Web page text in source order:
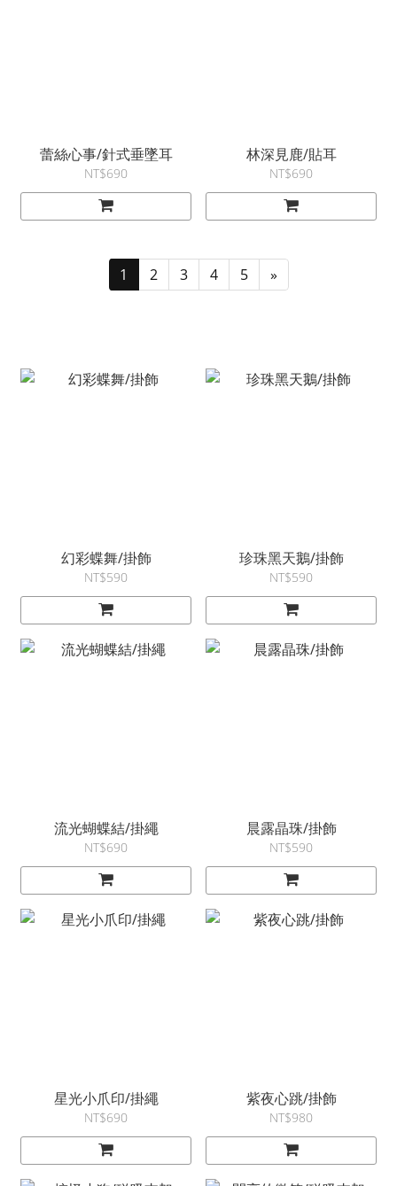
蕾絲心事/針式垂墜耳
NT$690
林深見鹿/貼耳
NT$690
1 2 3 4 5 »
幻彩蝶舞/掛飾
NT$590
珍珠黑天鵝/掛飾
NT$590
流光蝴蝶結/掛繩
NT$690
晨露晶珠/掛飾
NT$590
星光小爪印/掛繩
NT$690
紫夜心跳/掛飾
NT$980